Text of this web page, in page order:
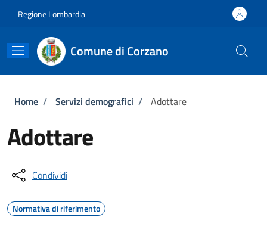
Regione Lombardia
Comune di Corzano
Briciole di pane
Home / Servizi demografici / Adottare
Adottare
Condividi
Normativa di riferimento